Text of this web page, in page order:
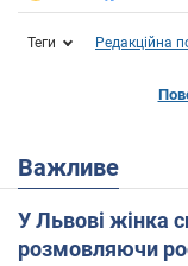
Теги Редакційна
Важливе
У Львові жінка
розмовляючи